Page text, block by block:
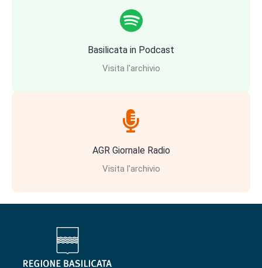
Basilicata in Podcast
Visita l'archivio
AGR Giornale Radio
Visita l'archivio